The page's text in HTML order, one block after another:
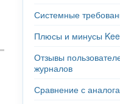
Системные
Плюсы и минусы
Отзывы
журналов
Сравнение с